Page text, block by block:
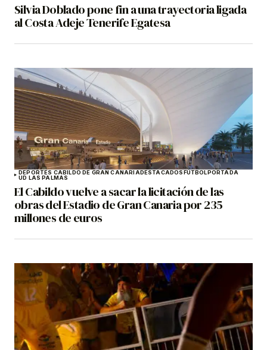
Silvia Doblado pone fin a una trayectoria ligada
al Costa Adeje Tenerife Egatesa
DEPORTES CABILDO DE GRAN CANARIADESTACADOSFÚTBOLPORTADA
UD LAS PALMAS
El Cabildo vuelve a sacar la licitación de las
obras del Estadio de Gran Canaria por 235
millones de euros